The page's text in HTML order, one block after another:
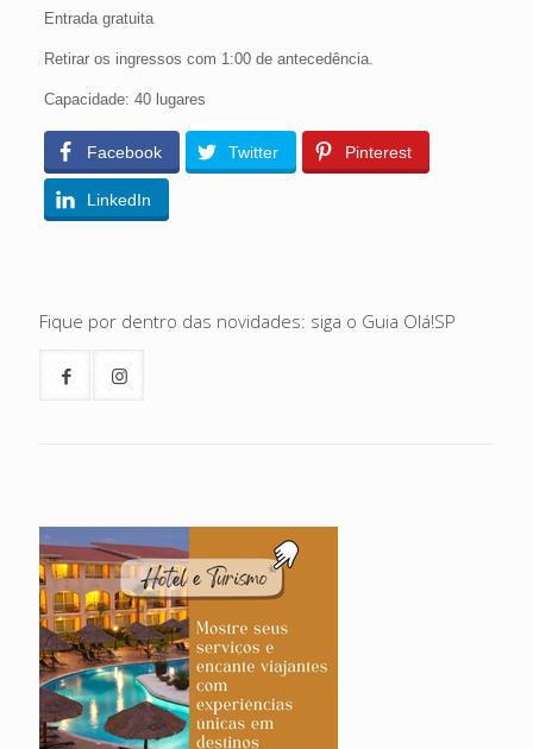
Entrada gratuita
Retirar os ingressos com 1:00 de antecedência.
Capacidade: 40 lugares
Facebook Twitter Pinterest
LinkedIn
Fique por dentro das novidades: siga o Guia Olá!SP